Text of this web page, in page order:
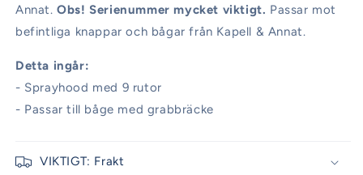
Annat.Obs! Serienummer mycket viktigt. Passar mot
befintliga knappar och bågar från Kapell & Annat.
Detta ingår:
- Sprayhood med 9 rutor
- Passar till båge med grabbräcke
VIKTIGT: Frakt